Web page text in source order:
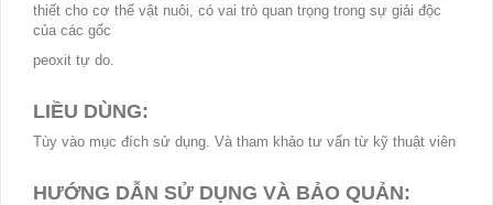
thiết cho cơ thể vật nuôi, có vai trò quan trọng trong sự giải độc
của các gốc
peoxit tự do.
LIỀU DÙNG:
Tùy vào mục đích sử dụng. Và tham khảo tư vấn từ kỹ thuật viên
HƯỚNG DẪN SỬ DỤNG VÀ BẢO QUẢN: